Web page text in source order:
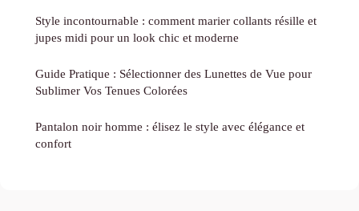
Style incontournable : comment marier collants résille et
jupes midi pour un look chic et moderne
Guide Pratique : Sélectionner des Lunettes de Vue pour
Sublimer Vos Tenues Colorées
Pantalon noir homme : élisez le style avec élégance et
confort